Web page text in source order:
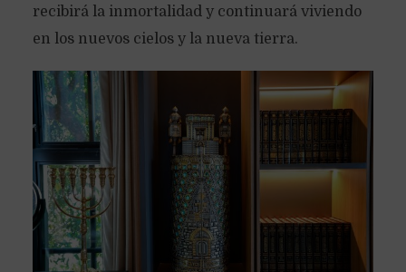
recibirá la inmortalidad y continuará viviendo
en los nuevos cielos y la nueva tierra.